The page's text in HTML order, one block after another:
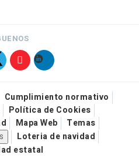
Cumplimiento normativo
Política de Cookies
Mapa Web
Temas
Loteria de navidad
estatal